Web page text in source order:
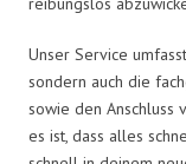
Unser Service
sondern auch die
sowie den Anschluss
es ist, dass alles